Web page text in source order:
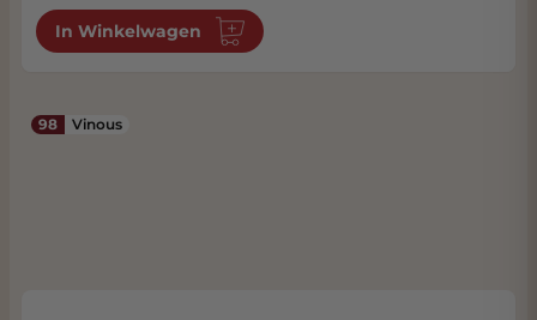
In Winkelwagen
98 Vinous